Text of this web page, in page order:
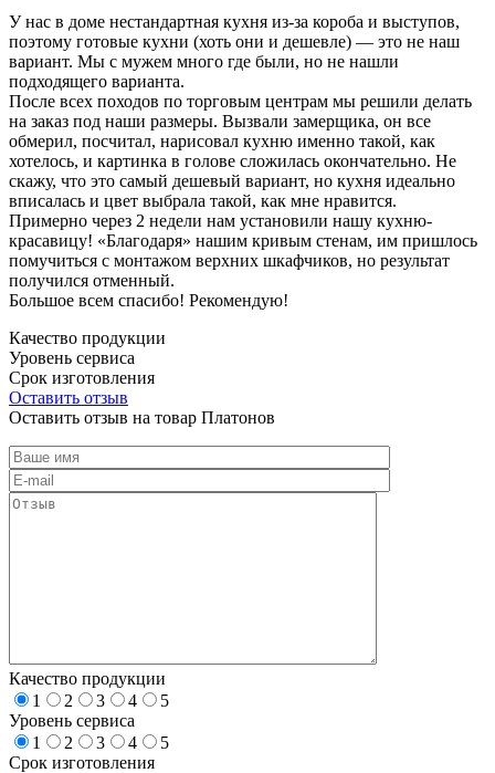
У нас в доме нестандартная кухня из-за короба и выступов,
поэтому готовые кухни (хоть они и дешевле) — это не наш
вариант. Мы с мужем много где были, но не нашли
подходящего варианта.
После всех походов по торговым центрам мы решили делать
на заказ под наши размеры. Вызвали замерщика, он все
обмерил, посчитал, нарисовал кухню именно такой, как
хотелось, и картинка в голове сложилась окончательно. Не
скажу, что это самый дешевый вариант, но кухня идеально
вписалась и цвет выбрала такой, как мне нравится.
Примерно через 2 недели нам установили нашу кухню-
красавицу! «Благодаря» нашим кривым стенам, им пришлось
помучиться с монтажом верхних шкафчиков, но результат
получился отменный.
Большое всем спасибо! Рекомендую!
Качество продукции
Уровень сервиса
Срок изготовления
Оставить отзыв
Оставить отзыв на товар Платонов
Качество продукции
1
2 3 4
5
Уровень сервиса
1
2 3 4
5
Срок изготовления